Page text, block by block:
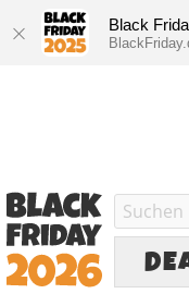
Black